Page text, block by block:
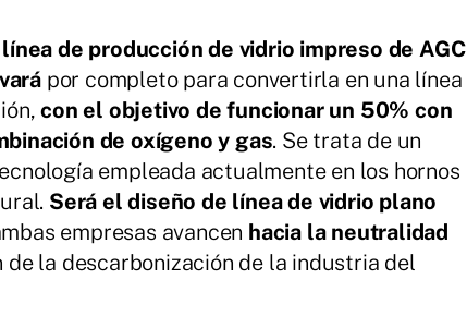
de producción de vidrio impreso de AGC
por completo para convertirla en una línea
con el objetivo de funcionar un 50% con
de oxígeno y gas. Se trata de un
empleada actualmente en los hornos
Será el diseño de línea de vidrio plano
empresas avancen hacia la neutralidad
la descarbonización de la industria del